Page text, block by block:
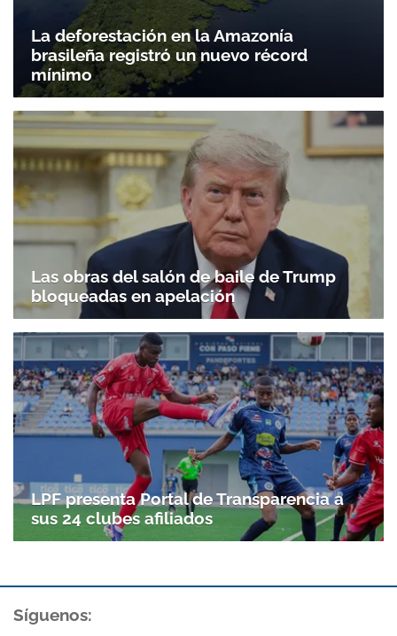
La deforestación en la Amazonía
brasileña registró un nuevo récord
mínimo
Las obras del salón de baile de Trump
bloqueadas en apelación
LPF presenta Portal de Transparencia a
sus 24 clubes afiliados
Síguenos: